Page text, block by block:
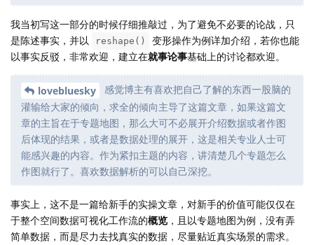
我当初写这一部分的时候仔细推敲过，为了避免不必要的论战，只
是陈述事实，并以
reshape()
变形操作为例详加介绍，若你也能
以事实反驳，非常欢迎，建立在就事论事基础上的讨论都欢迎。
lovebluesky
感觉博主有喜欢把自己了解的东西一股脑的
灌输给大家的倾向，求全的倾向主导了这篇文章，如果这篇文
章的主旨在于专题地图，那么大可不必展开介绍数据或者作图
后体现的结果，或者是数据处理的展开，这是相关专业人士可
能感兴趣的内容。作为紧扣主题的内容，讲清楚几个专题怎么
作图就行了。喜欢数据解析的可以自己深挖。
事实上，这不是一篇给新手的实操文章，对新手的价值可能仅仅在
于整个空间数据可视化工作流的概览 ，且以专题地图为例，没有弄
简单数据，而是尽力去找真实的数据，尽量贴近真实场景的需求。